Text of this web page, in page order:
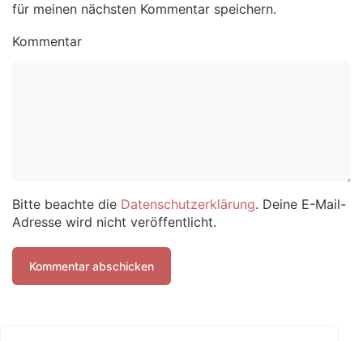
für meinen nächsten Kommentar speichern.
Kommentar
Bitte beachte die Datenschutzerklärung. Deine E-Mail-
Adresse wird nicht veröffentlicht.